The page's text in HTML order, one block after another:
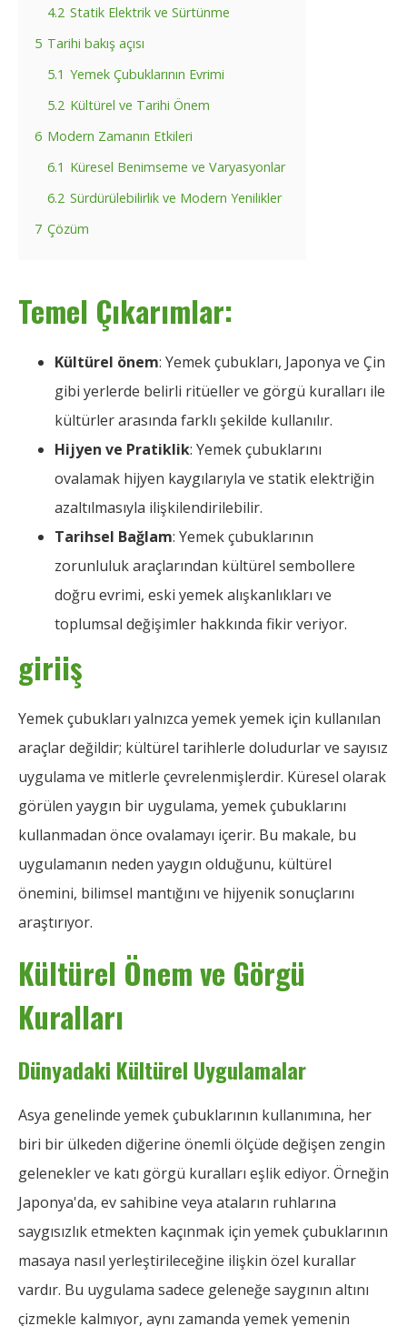
4.2 Statik Elektrik ve Sürtünme
5 Tarihi bakış açısı
5.1 Yemek Çubuklarının Evrimi
5.2 Kültürel ve Tarihi Önem
6 Modern Zamanın Etkileri
6.1 Küresel Benimseme ve Varyasyonlar
6.2 Sürdürülebilirlik ve Modern Yenilikler
7 Çözüm
Temel Çıkarımlar:
Kültürel önem: Yemek çubukları, Japonya ve Çin
gibi yerlerde belirli ritüeller ve görgü kuralları ile
kültürler arasında farklı şekilde kullanılır.
Hijyen ve Pratiklik: Yemek çubuklarını
ovalamak hijyen kaygılarıyla ve statik elektriğin
azaltılmasıyla ilişkilendirilebilir.
Tarihsel Bağlam: Yemek çubuklarının
zorunluluk araçlarından kültürel sembollere
doğru evrimi, eski yemek alışkanlıkları ve
toplumsal değişimler hakkında fikir veriyor.
giriiş
Yemek çubukları yalnızca yemek yemek için kullanılan
araçlar değildir; kültürel tarihlerle doludurlar ve sayısız
uygulama ve mitlerle çevrelenmişlerdir. Küresel olarak
görülen yaygın bir uygulama, yemek çubuklarını
kullanmadan önce ovalamayı içerir. Bu makale, bu
uygulamanın neden yaygın olduğunu, kültürel
önemini, bilimsel mantığını ve hijyenik sonuçlarını
araştırıyor.
Kültürel Önem ve Görgü
Kuralları
Dünyadaki Kültürel Uygulamalar
Asya genelinde yemek çubuklarının kullanımına, her
biri bir ülkeden diğerine önemli ölçüde değişen zengin
gelenekler ve katı görgü kuralları eşlik ediyor. Örneğin
Japonya'da, ev sahibine veya ataların ruhlarına
saygısızlık etmekten kaçınmak için yemek çubuklarının
masaya nasıl yerleştirileceğine ilişkin özel kurallar
vardır. Bu uygulama sadece geleneğe saygının altını
çizmekle kalmıyor, aynı zamanda yemek yemenin